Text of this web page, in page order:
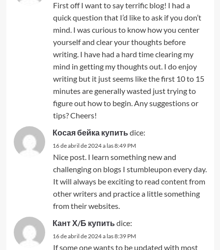
First off I want to say terrific blog! I had a
quick question that I’d like to ask if you don’t
mind. I was curious to know how you center
yourself and clear your thoughts before
writing. I have had a hard time clearing my
mind in getting my thoughts out. I do enjoy
writing but it just seems like the first 10 to 15
minutes are generally wasted just trying to
figure out how to begin. Any suggestions or
tips? Cheers!
Косая бейка купить dice:
16 de abril de 2024 a las 8:49 PM
Nice post. I learn something new and
challenging on blogs I stumbleupon every day.
It will always be exciting to read content from
other writers and practice a little something
from their websites.
Кант Х/Б купить dice:
16 de abril de 2024 a las 8:39 PM
If some one wants to be updated with most